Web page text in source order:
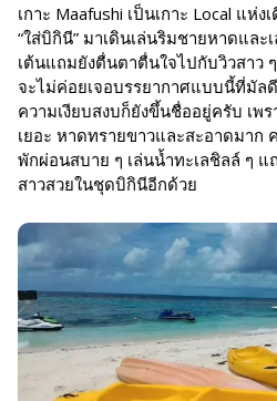
เกาะ Maafushi เป็นเกาะ Local แห่
“ใส่บิกินี” มาเดินเล่นริมชายหาดแล
เต้นแถมยังตื่นตาตื่นใจไปกับวิวสาว
จะไม่ค่อยเจอบรรยากาศแบบนี้ที่มัล
ความเงียบสงบก็ยังขึ้นชื่ออยู่ครับ เพ
เยอะ หาดทรายขาวและสะอาดมาก
พักผ่อนสบาย ๆ เล่นน้ำทะเลชิลล์ ๆ
สาวสวยในชุดบิกินีอีกด้วย